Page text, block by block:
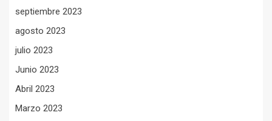
septiembre 2023
agosto 2023
julio 2023
Junio 2023
Abril 2023
Marzo 2023